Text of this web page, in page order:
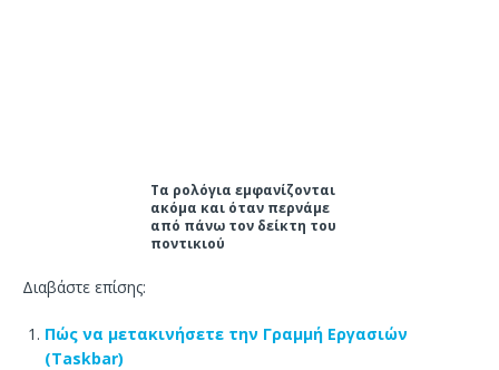
Τα ρολόγια εμφανίζονται
ακόμα και όταν περνάμε
από πάνω τον δείκτη του
ποντικιού
Διαβάστε επίσης:
Πώς να μετακινήσετε την Γραμμή Εργασιών
(Taskbar)